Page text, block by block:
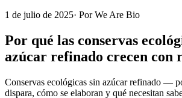
1 de julio de 2025· Por We Are Bio
Por qué las conservas
azúcar refinado crecen con
Conservas ecológicas sin azúcar refinado —
dispara, cómo se elaboran y qué necesitan